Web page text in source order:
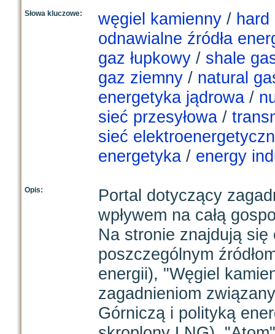
Słowa kluczowe: węgiel kamienny/ hard
odnawialne źródła
gaz łupkowy/ shale
gaz ziemny/ natural
energetyka jądrowa/
sieć przesyłowa/
sieć
energetyka/ energy
Opis:
Portal dotyczący
wpływem na całą
Na stronie znajdują się
poszczególnym
energii), "Węgiel
zagadnieniom
Górniczą i polityką